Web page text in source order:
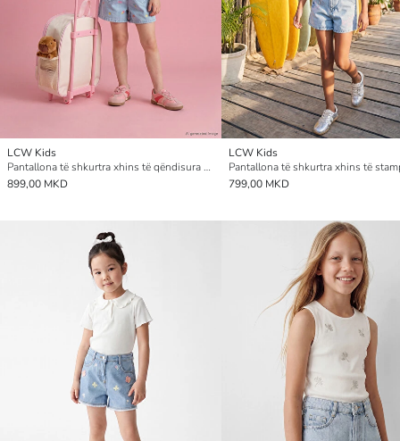
LCW Kids
Pantallona të shkurtra xhins të qëndisura me bel elastik për vajza
899,00 MKD
LCW Kids
799,00 MKD